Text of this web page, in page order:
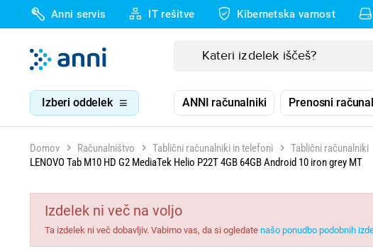
Anni servis IT rešitve Kibernetska varnost
Izberi oddelek ANNI računalniki Prenosni
Domov Računalništvo Tablični računalniki in telefoni
Tablični računalniki
LENOVO Tab M10 HD G2 MediaTek Helio P22T 4GB 64GB Android 10 iron grey MT
Izdelek ni več na voljo
Ta izdelek ni več dobavljiv. Vabimo vas, da si ogledate našo ponudbo podobnih